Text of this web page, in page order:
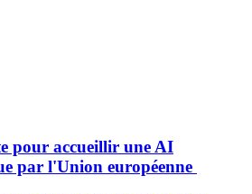
pour accueillir une AI
par l'Union européenne